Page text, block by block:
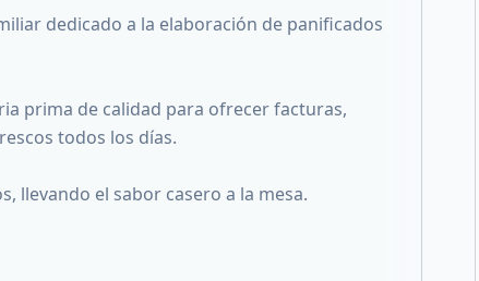
dedicado a la elaboración de panificados
prima de calidad para ofrecer facturas,
todos los días.
llevando el sabor casero a la mesa.